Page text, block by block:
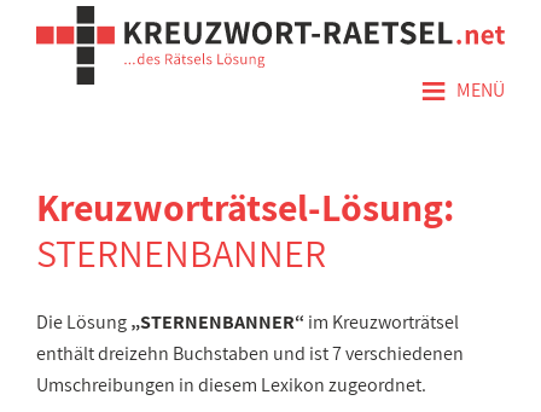
≡ MENÜ
Kreuzworträtsel-Lösung:
STERNENBANNER
Die Lösung„STERNENBANNER“ im Kreuzworträtsel
enthält dreizehn Buchstaben und ist 7 verschiedenen
Umschreibungen in diesem Lexikon zugeordnet.